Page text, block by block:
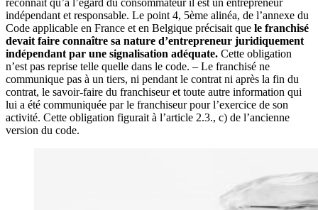
indépendant et responsable. Le point 4, 5ème alinéa, de l’annexe du
Code applicable en France et en Belgique précisait que le franchisé
devait faire connaître sa nature d’entrepreneur juridiquement
indépendant par une signalisation adéquate. Cette obligation
n’est pas reprise telle quelle dans le code. – Le franchisé ne
communique pas à un tiers, ni pendant le contrat ni après la fin du
contrat, le savoir-faire du franchiseur et toute autre information qui
lui a été communiquée par le franchiseur pour l’exercice de son
activité. Cette obligation figurait à l’article 2.3., c) de l’ancienne
version du code.